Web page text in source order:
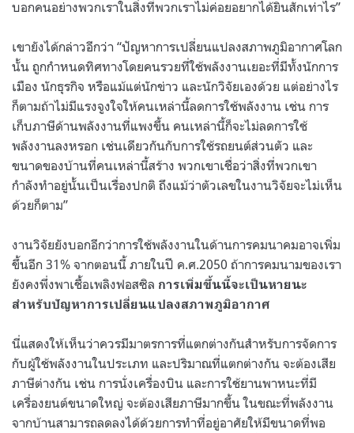
บอกคนอย่างพวกเราในสิ่งที่พวกเราไม่ค่อยอยากได้ยินสักเท่าไร”
เขายังได้กล่าวอีกว่า “ปัญหาการเปลี่ยนแปลงสภาพภูมิอากาศโลก
นั้น ถูกกำหนดทิศทางโดยคนรวยที่ใช้พลังงานเยอะที่มีทั้งนักการ
เมือง นักธุรกิจ หรือแม้แต่นักข่าว และนักวิจัยเองด้วย แต่อย่างไร
ก็ตามถ้าไม่มีแรงจูงใจให้คนเหล่านี้ลดการใช้พลังงาน เช่น การ
เก็บภาษีด้านพลังงานที่แพงขึ้น คนเหล่านี้ก็จะไม่ลดการใช้
พลังงานลงหรอก เช่นเดียวกันกับการใช้รถยนต์ส่วนตัว และ
ขนาดของบ้านที่คนเหล่านี้สร้าง พวกเขาเชื่อว่าสิ่งที่พวกเขา
กำลังทำอยู่นั้นเป็นเรื่องปกติ ถึงแม้ว่าตัวเลขในงานวิจัยจะไม่เห็น
ด้วยก็ตาม”
งานวิจัยยังบอกอีกว่าการใช้พลังงานในด้านการคมนาคมอาจเพิ่ม
ขึ้นอีก 31% จากตอนนี้ ภายในปี ค.ศ.2050 ถ้าการคมนามของเรา
ยังคงพึ่งพาเชื้อเพลิงฟอสซิล การเพิ่มขึ้นนี้จะเป็นหายนะ
สำหรับปัญหาการเปลี่ยนแปลงสภาพภูมิอากาศ
นี่แสดงให้เห็นว่าควรมีมาตรการที่แตกต่างกันสำหรับการจัดการ
กับผู้ใช้พลังงานในประเภท และปริมาณที่แตกต่างกัน จะต้องเสีย
ภาษีต่างกัน เช่น การนั่งเครื่องบิน และการใช้ยานพาหนะที่มี
เครื่องยนต์ขนาดใหญ่ จะต้องเสียภาษีมากขึ้น ในขณะที่พลังงาน
จากบ้านสามารถลดลงได้ด้วยการทำที่อยู่อาศัยให้มีขนาดที่พอ